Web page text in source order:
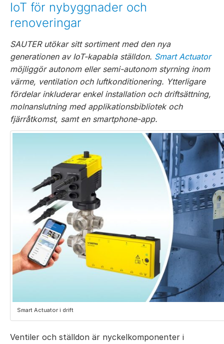
IoT för nybyggnader och
renoveringar
SAUTER utökar sitt sortiment med den nya
generationen av IoT-kapabla ställdon. Smart Actuator
möjliggör autonom eller semi-autonom styrning inom
värme, ventilation och luftkonditionering. Ytterligare
fördelar inkluderar enkel installation och driftsättning,
molnanslutning med applikationsbibliotek och
fjärråtkomst, samt en smartphone-app.
Smart Actuator i drift
Ventiler och ställdon är nyckelkomponenter i